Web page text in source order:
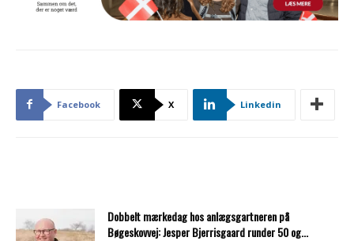
Facebook X Linkedin
Dobbelt mærkedag hos anlægsgartneren på
Bøgeskovvej: Jesper Bjerrisgaard runder 50 og...